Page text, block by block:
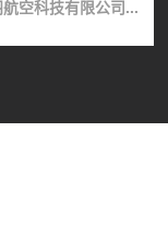
空科技有限公司...